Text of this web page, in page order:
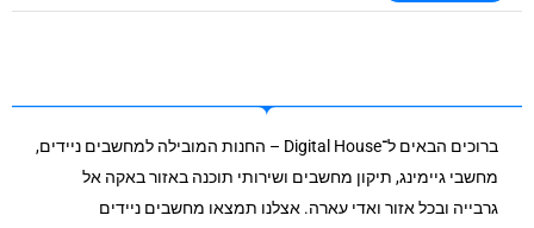
ברוכים הבאים ל־Digital House – החנות המובילה למחשבים ניידים,
מחשבי גיימינג, תיקון מחשבים ושירותי תוכנה באזור באקה אל
גרבייה ובכל אזור ואדי עארה. אצלנו תמצאו מחשבים ניידים